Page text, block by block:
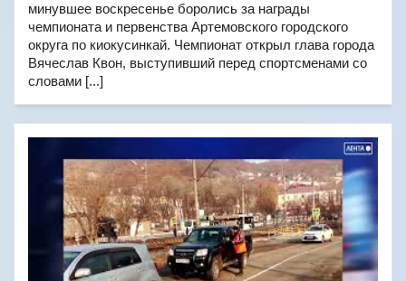
минувшее воскресенье боролись за награды
чемпионата и первенства Артемовского городского
округа по киокусинкай. Чемпионат открыл глава города
Вячеслав Квон, выступивший перед спортсменами со
словами [...]